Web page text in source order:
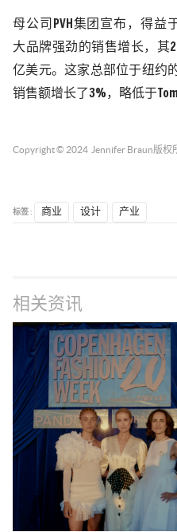
母公司 PVH 集团宣布，得益
大品牌强劲的销售增长，其
亿美元。这家总部位于纽约
销售额增长了 3%，略低于
Copyright © 2024 Jennifer Braun 版权
标签 : 商业 设计 产业
相关资讯